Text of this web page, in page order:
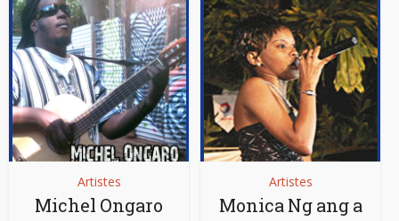
Artistes
Michel Ongaro
Artistes
Monica Ng ang a